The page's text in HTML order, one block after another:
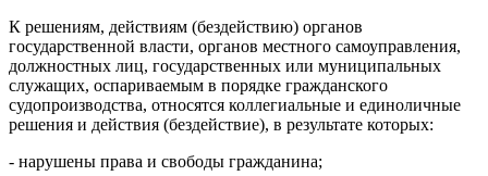
К решениям, действиям (бездействию) органов
государственной власти, органов местного самоуправления,
должностных лиц, государственных или муниципальных
служащих, оспариваемым в порядке гражданского
судопроизводства, относятся коллегиальные и единоличные
решения и действия (бездействие), в результате которых:
- нарушены права и свободы гражданина;